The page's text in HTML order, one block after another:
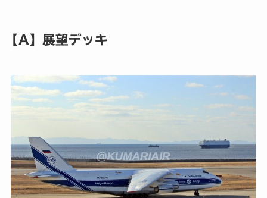
【A】展望デッキ